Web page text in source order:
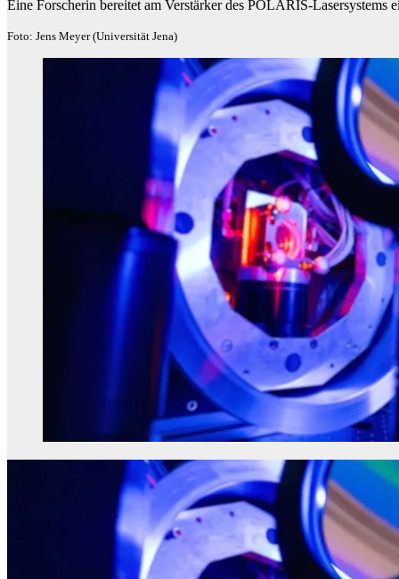
Eine Forscherin bereitet am Verstärker des POLARIS-Lasersystems
Foto: Jens Meyer (Universität Jena)